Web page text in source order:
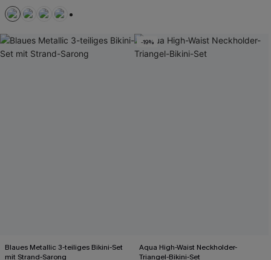
Blaues Metallic 3-teiliges Bikini-Set
mit Strand-Sarong
-19%
Aqua High-Waist Neckholder-
Triangel-Bikini-Set